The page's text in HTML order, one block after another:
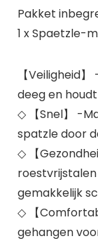
Pakket
1 x Spaetzle-
【Veiligheid
deeg en
◇ 【Snel】 -
spatzle door
◇ 【
gemakkelijk
◇ 【
gehangen